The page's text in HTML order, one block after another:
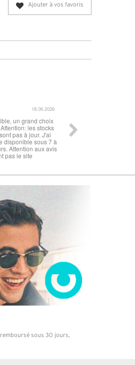
Ajouter à vos favoris
11.06.2026
qui est un
les lunettes
sous 30 jours,